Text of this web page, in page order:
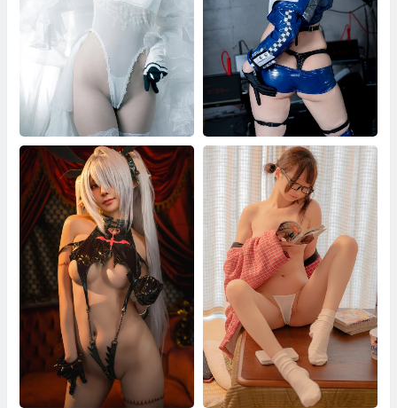
零崎沙耶 寄葉二號
アズールレーン ボルチモア レ
ースクイーン